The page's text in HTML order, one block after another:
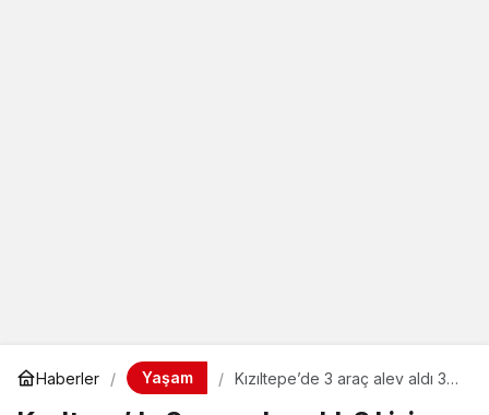
Haberler Yaşam
Kızıltepe’de 3 araç alev aldı 3